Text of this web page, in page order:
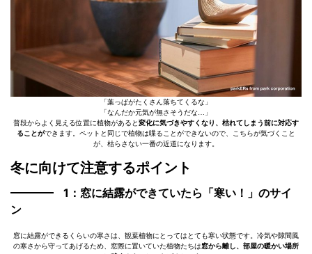
「葉っぱがたくさん落ちてくるな」
「なんだか元気が無さそうだな…」
普段からよく見える位置に植物があると変化に気づきやすくなり、枯れてしまう前に対応す
ることができます。ペットと同じで植物は喋ることができないので、こちらが気づくこと
が、枯らさない一番の近道になります。
冬に向けて注意するポイント
1：窓に結露ができていたら「寒い！」のサイ
ン
窓に結露ができるくらいの寒さは、観葉植物にとってはとても寒い状態です。冷気や隙間風
の寒さから守ってあげるため、窓際に置いていた植物たちは窓から離し、部屋の暖かい場所